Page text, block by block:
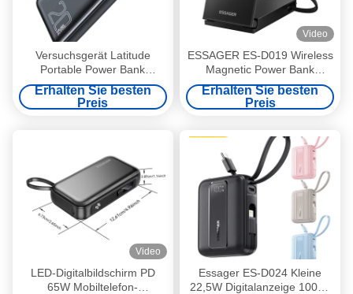
Versuchsgerät Latitude
Portable Power Bank
Ladegerät 20000mAh 3
Ausgang 2 Eingang
Erhalten Sie besten
Preis
Video
ESSAGER ES-D019 Wireless
Magnetic Power Bank
10000mah Batteriebank
Erhalten Sie besten
Preis
Video
LED-Digitalbildschirm PD
65W Mobiltelefon-
Essager ES-D024 Kleine
22,5W Digitalanzeige 10000